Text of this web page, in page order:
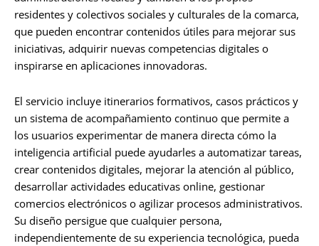
residentes y colectivos sociales y culturales de la comarca,
que pueden encontrar contenidos útiles para mejorar sus
iniciativas, adquirir nuevas competencias digitales o
inspirarse en aplicaciones innovadoras.
El servicio incluye itinerarios formativos, casos prácticos y
un sistema de acompañamiento continuo que permite a
los usuarios experimentar de manera directa cómo la
inteligencia artificial puede ayudarles a automatizar tareas,
crear contenidos digitales, mejorar la atención al público,
desarrollar actividades educativas online, gestionar
comercios electrónicos o agilizar procesos administrativos.
Su diseño persigue que cualquier persona,
independientemente de su experiencia tecnológica, pueda